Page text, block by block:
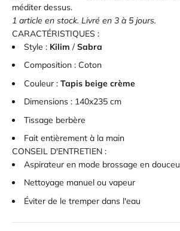
méditer dessus.
1 article en stock. Livré en 3 à 5 jours.
CARACTÉRISTIQUES :
Style : Kilim /Sabra
Composition : Coton
Couleur : Tapis beige crème
Dimensions : 140x235 cm
Tissage berbère
Fait entièrement à la main
CONSEIL D'ENTRETIEN :
Aspirateur en mode brossage en
Nettoyage manuel ou vapeur
Éviter de le tremper dans l'eau